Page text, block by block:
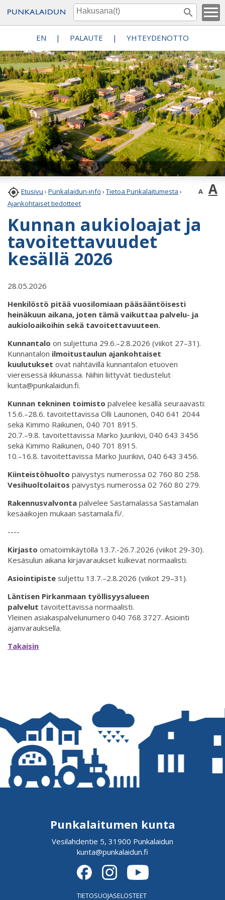
EN | PALAUTE | YHTEYDENOTTO
 Etusivu › Punkalaidun-info › Tietoa Punkalaitumesta ›
Ajankohtaiset tiedotteet
A A
Kunnan aukioloajat ja
tavoitettavuudet
kesällä 2026
28.05.2026
Henkilöstö pitää vuosilomiaan pääsääntöisesti
heinäkuun aikana, joten tämä vaikuttaa palvelu- ja
aukioloaikoihin sekä tavoitettavuuteen.
Kunnantalo on suljettuna 29.6.–2.8.2026 (viikot 27–31).
Kunnantalon ilmoitustaulun ajankohtaiset
kuulutukset ovat nähtävillä kunnantalon etuoven
viereisessä ikkunassa. Niihin liittyvät tiedustelut
kunta@punkalaidun.fi.
Kunnan tekninen toimisto palvelee kesällä seuraavasti:
15.6.–28.6. tavoitettavissa Olli Launonen, 040 641 2044
sekä Kimmo Raikunen, 040 701 8915.
20.7.–9.8. tavoitettavissa Marko Juurikivi, 040 643 3456
sekä Kimmo Raikunen, 040 701 8915.
10.–16.8. tavoitettavissa Marko Juurikivi, 040 643 3456.
Kiinteistöhuolto päivystys numerossa 02 760 80 258.
Vesihuoltolaitos päivystys numerossa 02 760 80 279.
Rakennusvalvonta palvelee Sastamalassa Sastamalan
kesäaikojen mukaan sastamala.fi/.
----
Kirjasto omatoimikäytöllä 13.7.-26.7.2026 (viikot 29-30).
Kesäsulun aikana kirjavaraukset kulkevat normaalisti.
Asiointipiste suljettu 13.7.–2.8.2026 (viikot 29–31).
Läntisen Pirkanmaan työllisyysalueen
palvelut tavoitettavissa normaalisti.
Yleinen asiakaspalvelunumero 040 768 3727. Asiointi
ajanvarauksella.
Takaisin
Punkalaitumen kunta
Vesilahdentie 5, 31900 Punkalaidun
kunta@punkalaidun.fi
TIETOSUOJASELOSTEET